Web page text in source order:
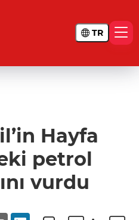
TR
Hayfa
petrol
vurdu